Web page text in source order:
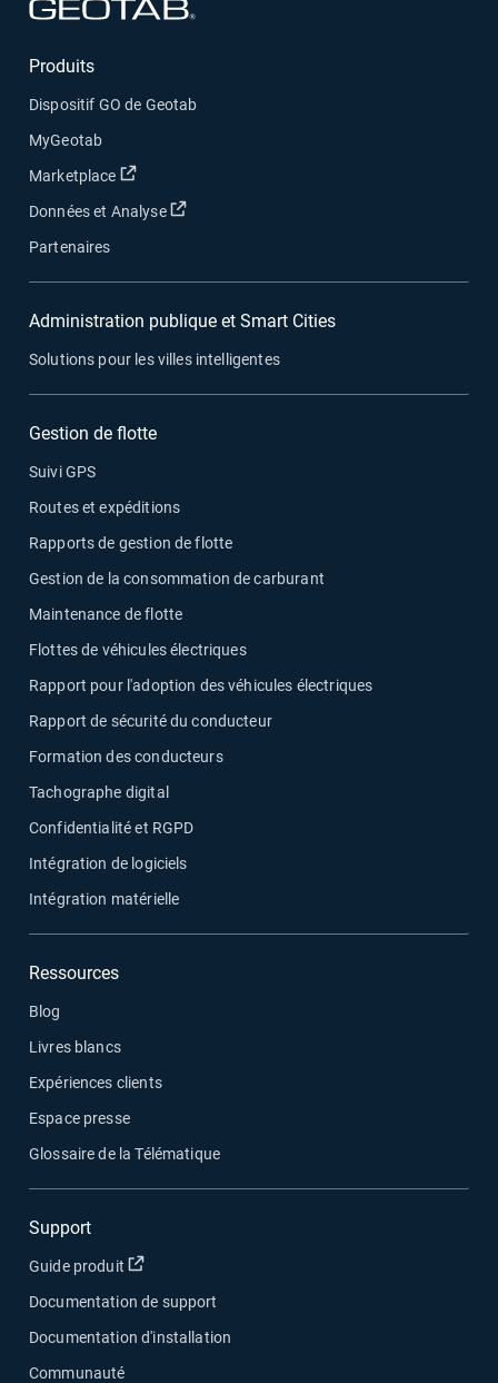
Produits
Dispositif GO de Geotab
MyGeotab
Marketplace
Ouvrir dans une nouvelle fenêtre
Données et Analyse Ouvrir dans une nouvelle fenêtre
Partenaires
Administration publique et Smart Cities
Solutions pour les villes intelligentes
Gestion de flotte
Suivi GPS
Routes et expéditions
Rapports de gestion de flotte
Gestion de la consommation de carburant
Maintenance de flotte
Flottes de véhicules électriques
Rapport pour l'adoption des véhicules électriques
Rapport de sécurité du conducteur
Formation des conducteurs
Tachographe digital
Confidentialité et RGPD
Intégration de logiciels
Intégration matérielle
Ressources
Blog
Livres blancs
Expériences clients
Espace presse
Glossaire de la Télématique
Support
Guide produit Ouvrir dans une nouvelle fenêtre
Documentation de support
Documentation d'installation
Communauté